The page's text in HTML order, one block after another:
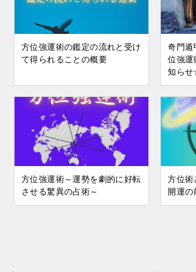
方位強運術の鑑定の流れと受け
て得られることの概要
奇門遁
位強運
知ら
方位強運術～運勢を劇的に好転
させる驚異の占術～
方位術
開運の